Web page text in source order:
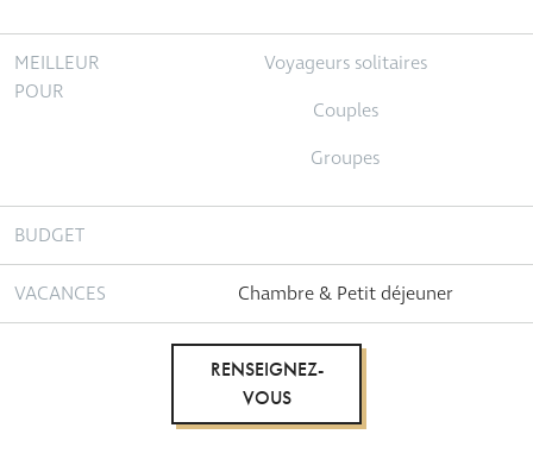
MEILLEUR
POUR
Voyageurs solitaires
Couples
Groupes
BUDGET
VACANCES Chambre & Petit déjeuner
RENSEIGNEZ-
VOUS